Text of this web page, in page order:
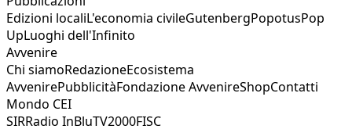
Edizioni localiL'economia civileGutenbergPopotusPop
UpLuoghi dell'Infinito
Avvenire
Chi siamoRedazioneEcosistema
AvvenirePubblicitàFondazione AvvenireShopContatti
Mondo CEI
SIRRadio InBluTV2000FISC